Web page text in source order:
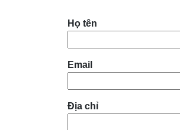
Họ tên
Email
Địa chỉ